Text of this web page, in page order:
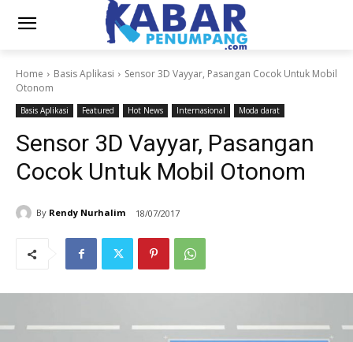
Home Basis Aplikasi
Sensor 3D Vayyar, Pasangan Cocok Untuk Mobil
Otonom
Basis Aplikasi Featured Hot News Internasional Moda darat
Sensor 3D Vayyar, Pasangan
Cocok Untuk Mobil Otonom
By Rendy Nurhalim 18/07/2017